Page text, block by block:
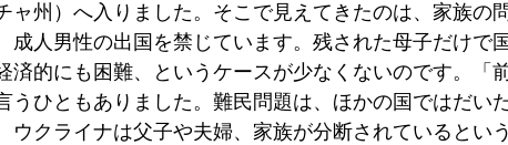
ャ州）へ入りました。そこで見えてきたのは、家族の
成人男性の出国を禁じています。残された母子だけで
済的にも困難、というケースが少なくないのです。「
うひともありました。難民問題は、ほかの国ではだい
ウクライナは父子や夫婦、家族が分断されているとい